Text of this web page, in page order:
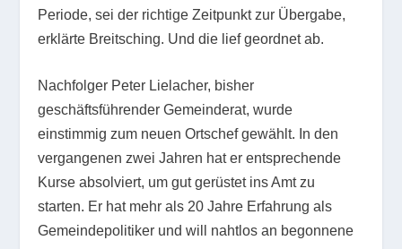
Periode, sei der richtige Zeitpunkt zur Übergabe,
erklärte Breitsching. Und die lief geordnet ab.
Nachfolger Peter Lielacher, bisher
geschäftsführender Gemeinderat, wurde
einstimmig zum neuen Ortschef gewählt. In den
vergangenen zwei Jahren hat er entsprechende
Kurse absolviert, um gut gerüstet ins Amt zu
starten. Er hat mehr als 20 Jahre Erfahrung als
Gemeindepolitiker und will nahtlos an begonnene